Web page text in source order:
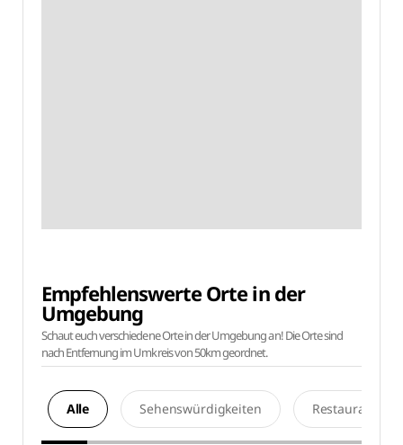
Empfehlenswerte Orte in der
Umgebung
Schaut euch verschiedene Orte in der Umgebung an! Die Orte sind
nach Entfernung im Umkreis von 50km geordnet.
Alle Sehenswürdigkeiten Restaurants